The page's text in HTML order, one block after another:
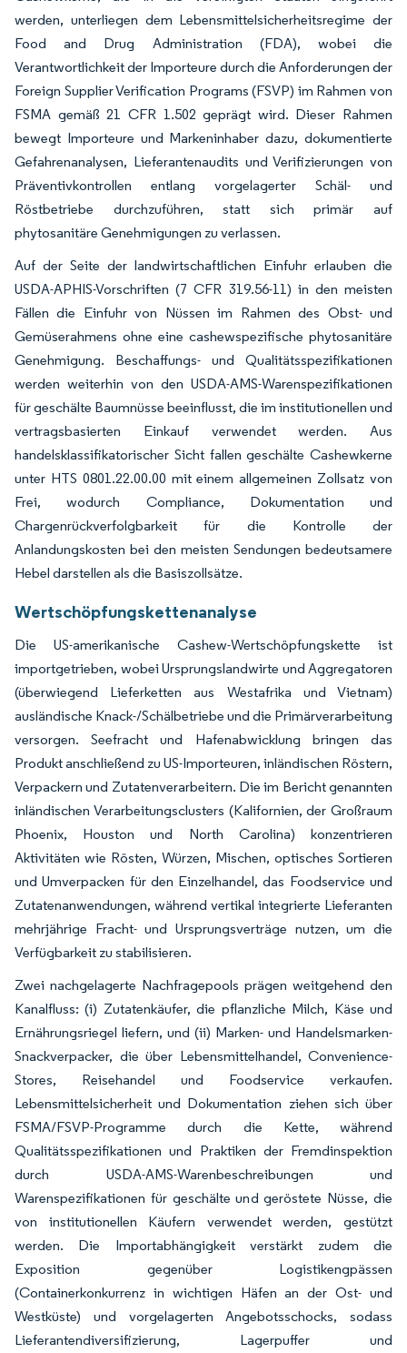
werden, unterliegen dem Lebensmittelsicherheitsregime der
Food and Drug Administration (FDA), wobei die
Verantwortlichkeit der Importeure durch die Anforderungen der
Foreign Supplier Verification Programs (FSVP) im Rahmen von
FSMA gemäß 21 CFR 1.502 geprägt wird. Dieser Rahmen
bewegt Importeure und Markeninhaber dazu, dokumentierte
Gefahrenanalysen, Lieferantenaudits und Verifizierungen von
Präventivkontrollen entlang vorgelagerter Schäl- und
Röstbetriebe durchzuführen, statt sich primär auf
phytosanitäre Genehmigungen zu verlassen.
Auf der Seite der landwirtschaftlichen Einfuhr erlauben die
USDA-APHIS-Vorschriften (7 CFR 319.56-11) in den meisten
Fällen die Einfuhr von Nüssen im Rahmen des Obst- und
Gemüserahmens ohne eine cashewspezifische phytosanitäre
Genehmigung. Beschaffungs- und Qualitätsspezifikationen
werden weiterhin von den USDA-AMS-Warenspezifikationen
für geschälte Baumnüsse beeinflusst, die im institutionellen und
vertragsbasierten Einkauf verwendet werden. Aus
handelsklassifikatorischer Sicht fallen geschälte Cashewkerne
unter HTS 0801.22.00.00 mit einem allgemeinen Zollsatz von
Frei, wodurch Compliance, Dokumentation und
Chargenrückverfolgbarkeit für die Kontrolle der
Anlandungskosten bei den meisten Sendungen bedeutsamere
Hebel darstellen als die Basiszollsätze.
Wertschöpfungskettenanalyse
Die US-amerikanische Cashew-Wertschöpfungskette ist
importgetrieben, wobei Ursprungslandwirte und Aggregatoren
(überwiegend Lieferketten aus Westafrika und Vietnam)
ausländische Knack-/Schälbetriebe und die Primärverarbeitung
versorgen. Seefracht und Hafenabwicklung bringen das
Produkt anschließend zu US-Importeuren, inländischen Röstern,
Verpackern und Zutatenverarbeitern. Die im Bericht genannten
inländischen Verarbeitungsclusters (Kalifornien, der Großraum
Phoenix, Houston und North Carolina) konzentrieren
Aktivitäten wie Rösten, Würzen, Mischen, optisches Sortieren
und Umverpacken für den Einzelhandel, das Foodservice und
Zutatenanwendungen, während vertikal integrierte Lieferanten
mehrjährige Fracht- und Ursprungsverträge nutzen, um die
Verfügbarkeit zu stabilisieren.
Zwei nachgelagerte Nachfragepools prägen weitgehend den
Kanalfluss: (i) Zutatenkäufer, die pflanzliche Milch, Käse und
Ernährungsriegel liefern, und (ii) Marken- und Handelsmarken-
Snackverpacker, die über Lebensmittelhandel, Convenience-
Stores, Reisehandel und Foodservice verkaufen.
Lebensmittelsicherheit und Dokumentation ziehen sich über
FSMA/FSVP-Programme durch die Kette, während
Qualitätsspezifikationen und Praktiken der Fremdinspektion
durch USDA-AMS-Warenbeschreibungen und
Warenspezifikationen für geschälte und geröstete Nüsse, die
von institutionellen Käufern verwendet werden, gestützt
werden. Die Importabhängigkeit verstärkt zudem die
Exposition gegenüber Logistikengpässen
(Containerkonkurrenz in wichtigen Häfen an der Ost- und
Westküste) und vorgelagerten Angebotsschocks, sodass
Lieferantendiversifizierung, Lagerpuffer und